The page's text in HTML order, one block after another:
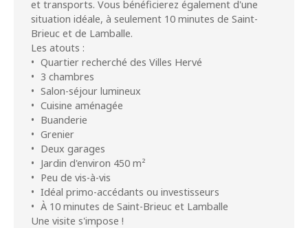
et transports. Vous bénéficierez également d'une
situation idéale, à seulement 10 minutes de Saint-
Brieuc et de Lamballe.
Les atouts :
Quartier recherché des Villes Hervé
3 chambres
Salon-séjour lumineux
Cuisine aménagée
Buanderie
Grenier
Deux garages
Jardin d'environ 450 m²
Peu de vis-à-vis
Idéal primo-accédants ou investisseurs
À 10 minutes de Saint-Brieuc et Lamballe
Une visite s'impose !